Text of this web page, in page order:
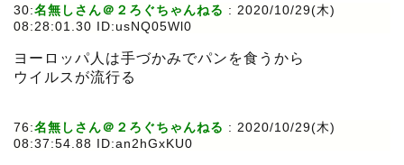
30:名無しさん＠２ろぐちゃんねる : 2020/10/29(木)
08:28:01.30 ID:usNQ05Wl0
ヨーロッパ人は手づかみでパンを食うから
ウイルスが流行る
76:名無しさん＠２ろぐちゃんねる : 2020/10/29(木)
08:37:54.88 ID:an2hGxKU0